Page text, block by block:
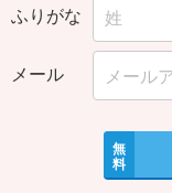
ふりがな
メール
無
料